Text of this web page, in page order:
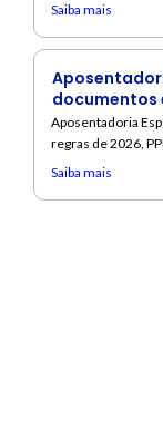
Saiba mais
documentos
Aposentadoria
regras de 2026,
Saiba mais